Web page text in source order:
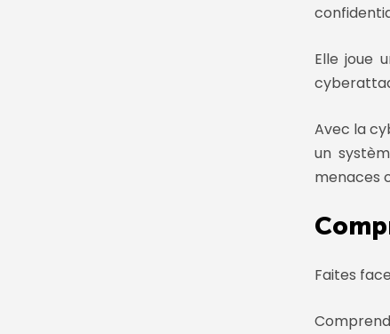
Elle joue
Avec la
un
menaces
Faites